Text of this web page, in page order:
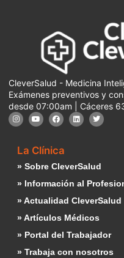
CleverSalud - Medicina
Exámenes preventivos y
desde 07:00am | Cáceres
La Clínica
» Sobre CleverSalud
» Información al
» Actualidad CleverSalud
» Artículos Médicos
» Portal del Trabajador
» Trabaja con nosotros